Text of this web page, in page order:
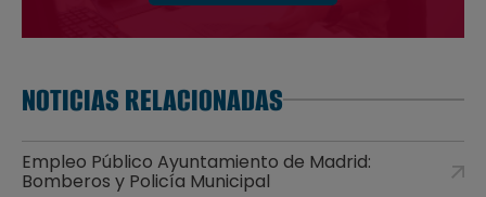
NOTICIAS RELACIONADAS
Empleo Público Ayuntamiento de Madrid:
Bomberos y Policía Municipal